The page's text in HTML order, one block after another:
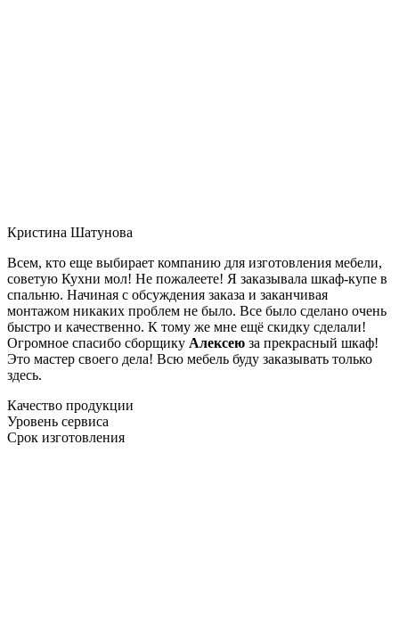
Кристина Шатунова
Всем, кто еще выбирает компанию для изготовления мебели,
советую Кухни мол! Не пожалеете! Я заказывала шкаф-купе в
спальню. Начиная с обсуждения заказа и заканчивая
монтажом никаких проблем не было. Все было сделано очень
быстро и качественно. К тому же мне ещё скидку сделали!
Огромное спасибо сборщику Алексею за прекрасный шкаф!
Это мастер своего дела! Всю мебель буду заказывать только
здесь.
Качество продукции
Уровень сервиса
Срок изготовления